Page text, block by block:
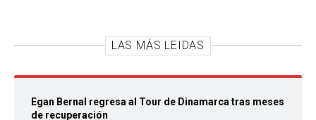
LAS MÁS LEIDAS
Egan Bernal regresa al Tour de Dinamarca tras meses
de recuperación